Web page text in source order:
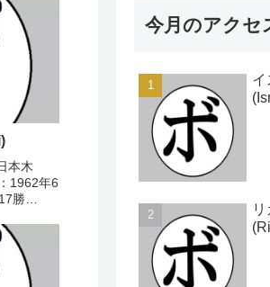
本木
1962年6
勝
マチュ
今月のアクセ
イ